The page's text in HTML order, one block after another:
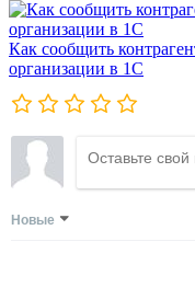
Как сообщить
организации в 1C
Новые